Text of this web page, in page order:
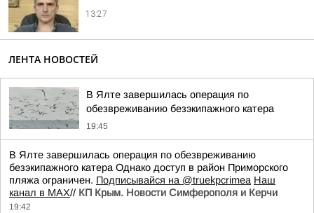
13:27
ЛЕНТА НОВОСТЕЙ
В Ялте завершилась операция по
обезвреживанию безэкипажного катера
19:45
В Ялте завершилась операция по обезвреживанию
безэкипажного катера Однако доступ в район Приморского
пляжа ограничен. Подписывайся на @truekpcrimea Наш
канал в MAX// КП Крым. Новости Симферополя и Керчи
19:42